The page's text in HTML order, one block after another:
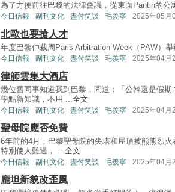
為了方便前往巴黎的法律會議，從東面Pantin的
今日信報 副刊文化 盡付笑談 毛羨寧 2025年05月
北歐也要搶人才
年度巴黎仲裁周Paris Arbitration Week（PAW）
今日信報 副刊文化 盡付笑談 毛羨寧 2025年04月
律師雲集大酒店
幾位舊同事知道我到巴黎，問道：「公幹還是假
學點新知識，不用 ...全文
今日信報 副刊文化 盡付笑談 毛羨寧 2025年04月
聖母院應否免費
6年前的4月，巴黎聖母院的尖塔和屋頂被熊熊烈
特別使人難過， ...全文
今日信報 副刊文化 盡付笑談 毛羨寧 2025年04月
龐坦新貌改歪風